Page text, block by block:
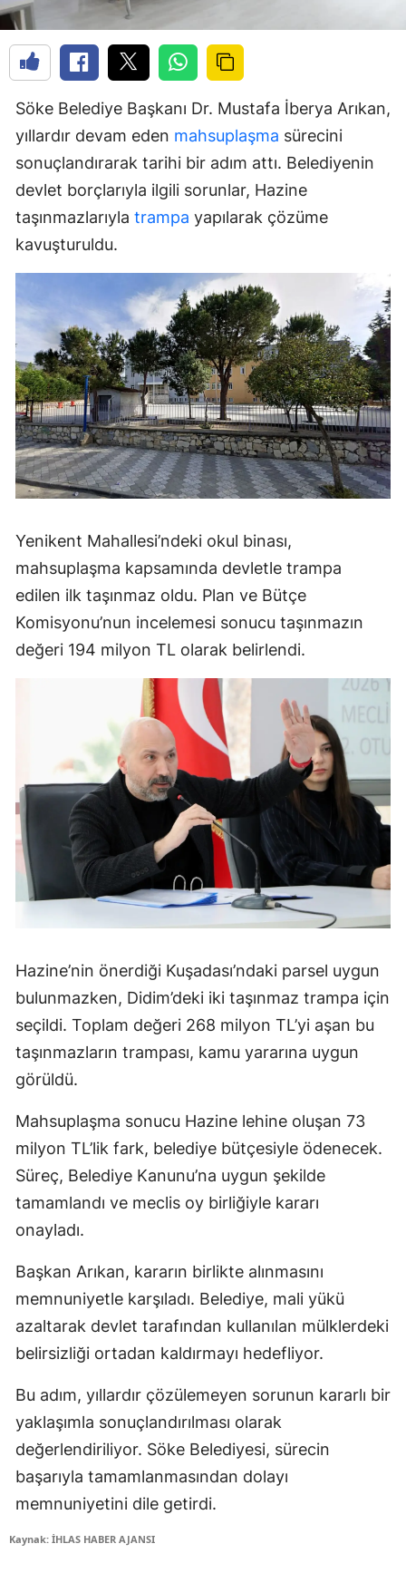
Söke Belediye Başkanı Dr. Mustafa İberya Arıkan,
yıllardır devam eden mahsuplaşma sürecini
sonuçlandırarak tarihi bir adım attı. Belediyenin
devlet borçlarıyla ilgili sorunlar, Hazine
taşınmazlarıyla trampa yapılarak çözüme
kavuşturuldu.
Yenikent Mahallesi’ndeki okul binası,
mahsuplaşma kapsamında devletle trampa
edilen ilk taşınmaz oldu. Plan ve Bütçe
Komisyonu’nun incelemesi sonucu taşınmazın
değeri 194 milyon TL olarak belirlendi.
Hazine’nin önerdiği Kuşadası’ndaki parsel uygun
bulunmazken, Didim’deki iki taşınmaz trampa için
seçildi. Toplam değeri 268 milyon TL’yi aşan bu
taşınmazların trampası, kamu yararına uygun
görüldü.
Mahsuplaşma sonucu Hazine lehine oluşan 73
milyon TL’lik fark, belediye bütçesiyle ödenecek.
Süreç, Belediye Kanunu’na uygun şekilde
tamamlandı ve meclis oy birliğiyle kararı
onayladı.
Başkan Arıkan, kararın birlikte alınmasını
memnuniyetle karşıladı. Belediye, mali yükü
azaltarak devlet tarafından kullanılan mülklerdeki
belirsizliği ortadan kaldırmayı hedefliyor.
Bu adım, yıllardır çözülemeyen sorunun kararlı bir
yaklaşımla sonuçlandırılması olarak
değerlendiriliyor. Söke Belediyesi, sürecin
başarıyla tamamlanmasından dolayı
memnuniyetini dile getirdi.
Kaynak: İHLAS HABER AJANSI